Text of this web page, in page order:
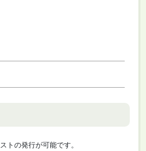
トの発行が可能です。